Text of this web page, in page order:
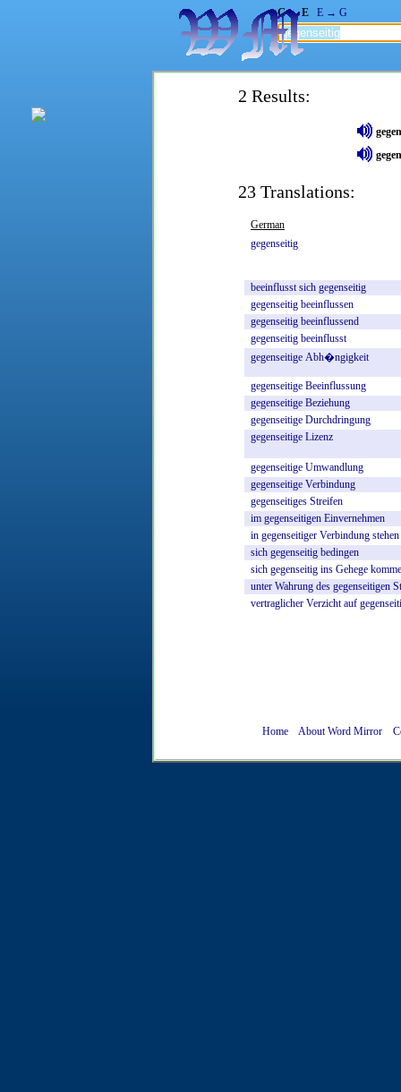
G → E E → G
2 Results:
23 Translations:
German
gegenseitig
beeinflusst sich gegenseitig
gegenseitig beeinflussen
gegenseitig beeinflussend
gegenseitig beeinflusst
gegenseitige Abh�ngigkeit
gegenseitige Beeinflussung
gegenseitige Beziehung
gegenseitige Durchdringung
gegenseitige Lizenz
gegenseitige Umwandlung
gegenseitige Verbindung
gegenseitiges Streifen
im gegenseitigen Einvernehmen
in gegenseitiger Verbindung stehen
sich gegenseitig bedingen
sich gegenseitig ins Gehege
unter Wahrung des gegenseitigen
vertraglicher Verzicht auf
Home About Word Mirror